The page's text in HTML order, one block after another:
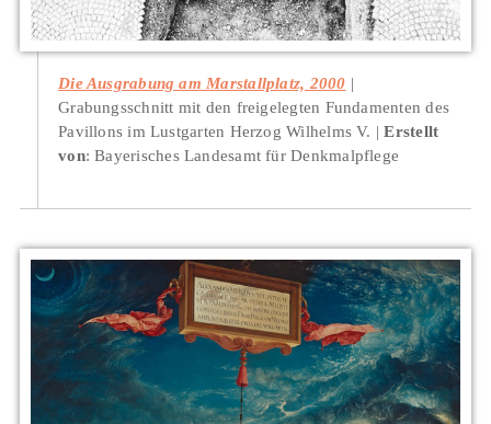
Die Ausgrabung am Marstallplatz, 2000
Grabungsschnitt mit den freigelegten Fundamenten des
Pavillons im Lustgarten Herzog Wilhelms V.
Erstellt
von: Bayerisches Landesamt für Denkmalpflege